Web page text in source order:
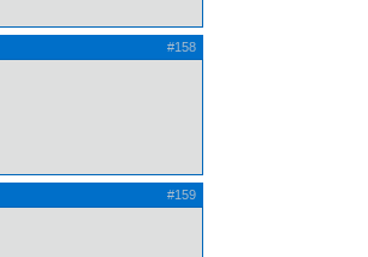
#158
#159